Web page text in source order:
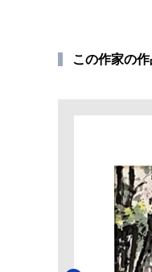
この作家の作